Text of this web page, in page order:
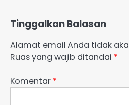
Tinggalkan Balasan
Alamat email Anda tidak
Ruas yang wajib ditandai *
Komentar *